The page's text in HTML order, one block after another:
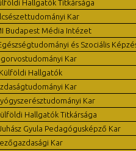
Hallgatók Titkársága
Kar
Budapest Média Intézet
és Szociális
Kar
Hallgatók
Kar
Kar
Hallgatók Titkársága
Juhász Gyula Pedagógusképző Kar
Kar